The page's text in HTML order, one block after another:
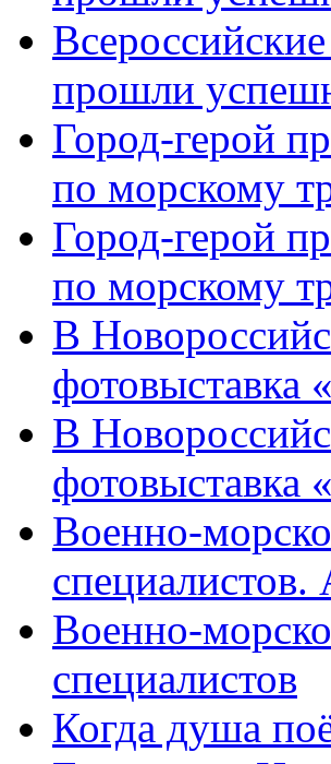
прошли
Город-герой
по морскому
Город-герой
по морскому
В
фотовыставка
В
фотовыставка
Военно-
Военно-
специалистов
Когда душа